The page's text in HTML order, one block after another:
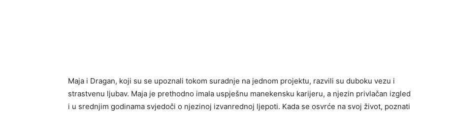
Maja i Dragan, koji su se upoznali tokom suradnje na jednom projektu, razvili su duboku vezu i
strastvenu ljubav. Maja je prethodno imala uspješnu manekensku karijeru, a njezin privlačan izgled
i u srednjim godinama svjedoči o njezinoj izvanrednoj ljepoti. Kada se osvrće na svoj život, poznati